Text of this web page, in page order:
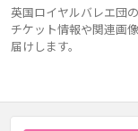
英国ロイヤルバレエ団
チケット情報や関連画
届けします。